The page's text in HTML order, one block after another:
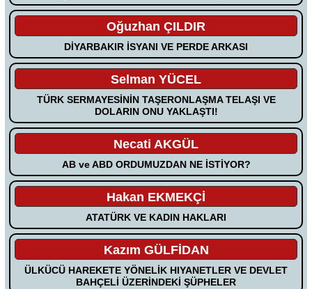
Oğuzhan ÇILDIR
DİYARBAKIR İSYANI VE PERDE ARKASI
Selman YÜCEL
TÜRK SERMAYESİNİN TAŞERONLAŞMA TELAŞI VE
DOLARIN ONU YAKLAŞTI!
Necati AKGÜL
AB ve ABD ORDUMUZDAN NE İSTİYOR?
Hakan EKMEKÇİ
ATATÜRK VE KADIN HAKLARI
Kazım GÜLFİDAN
ÜLKÜCÜ HAREKETE YÖNELİK HIYANETLER VE DEVLET
BAHÇELİ ÜZERİNDEKİ ŞÜPHELER